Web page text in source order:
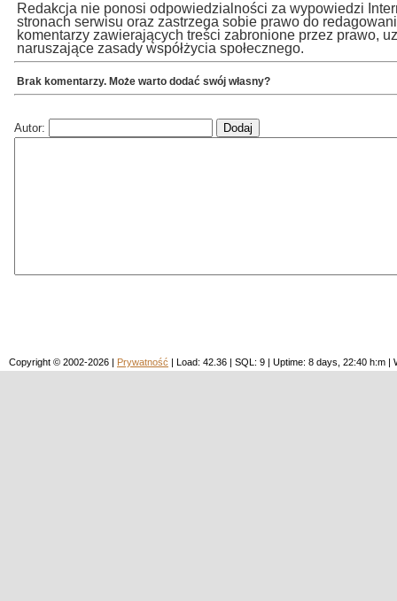
Redakcja nie ponosi odpowiedzialności za wypowiedzi
stronach serwisu oraz zastrzega sobie prawo do
komentarzy zawierających treści zabronione przez prawo,
naruszające zasady współżycia społecznego.
Brak komentarzy. Może warto dodać swój własny?
Autor:
Copyright © 2002-2026 | Prywatność | Load: 42.36 | SQL: 9 | Uptime: 8 days, 22:40 h:m